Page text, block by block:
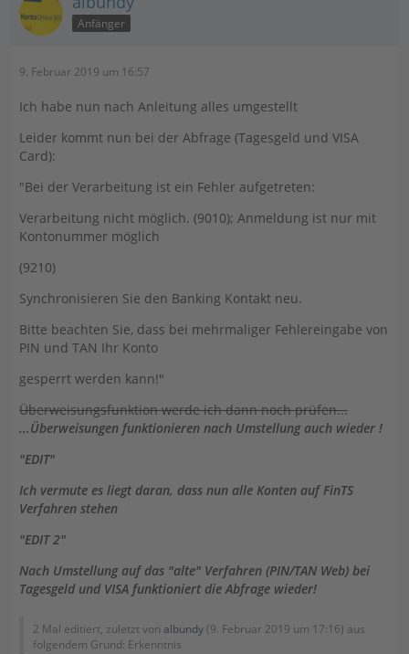
Anfänger
9. Februar 2019 um 16:57
Ich habe nun nach Anleitung alles umgestellt
Leider kommt nun bei der Abfrage (Tagesgeld und VISA
Card):
"Bei der Verarbeitung ist ein Fehler aufgetreten:
Verarbeitung nicht möglich. (9010); Anmeldung ist nur mit
Kontonummer möglich
(9210)
Synchronisieren Sie den Banking Kontakt neu.
Bitte beachten Sie, dass bei mehrmaliger Fehlereingabe von
PIN und TAN Ihr Konto
gesperrt werden kann!"
Überweisungsfunktion werde ich dann noch prüfen...
...Überweisungen funktionieren nach Umstellung auch wieder !
"EDIT"
Ich vermute es liegt daran, dass nun alle Konten auf FinTS
Verfahren stehen
"EDIT 2"
Nach Umstellung auf das "alte" Verfahren (PIN/TAN Web) bei
Tagesgeld und VISA funktioniert die Abfrage wieder!
2 Mal editiert, zuletzt von albundy (9. Februar 2019 um 17:16) aus
folgendem Grund: Erkenntnis